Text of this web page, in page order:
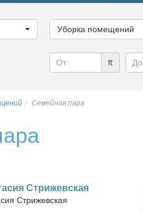
категорию...
Уборка помещений
₶
Семейная пара
Стри­жев­ская
Стри­жев­ская